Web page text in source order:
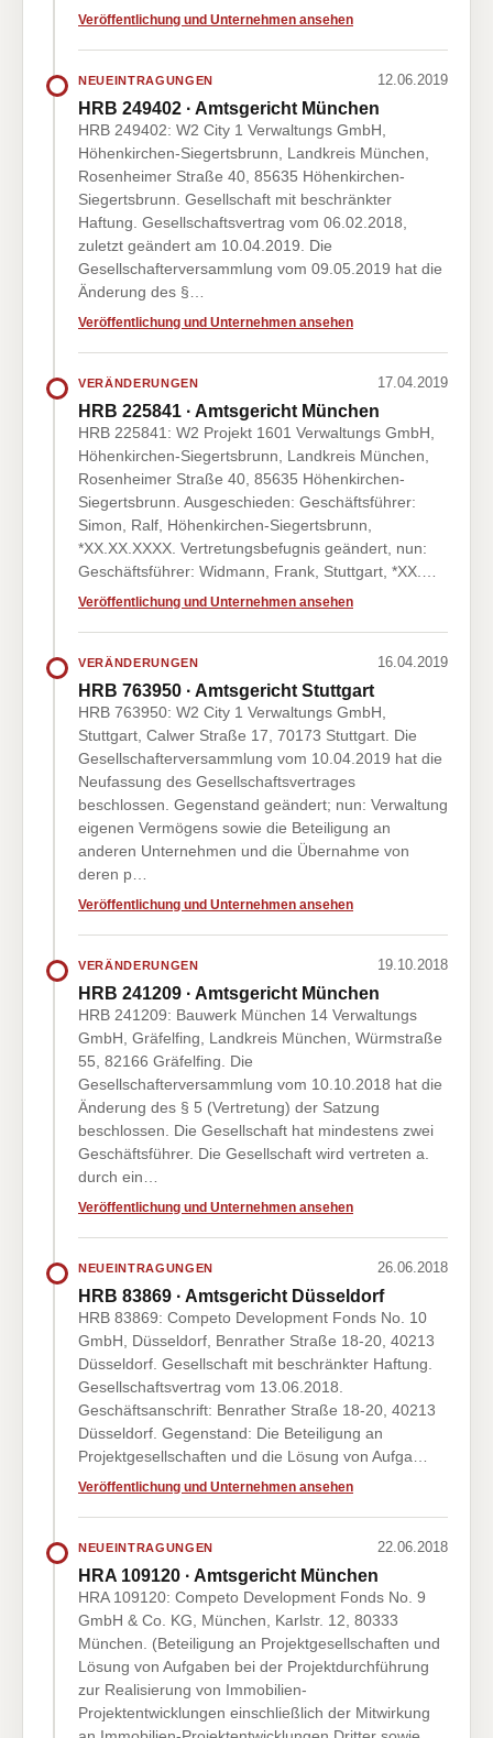
Veröffentlichung und Unternehmen ansehen
NEUEINTRAGUNGEN 12.06.2019
HRB 249402 · Amtsgericht München
HRB 249402: W2 City 1 Verwaltungs GmbH,
Höhenkirchen-Siegertsbrunn, Landkreis München,
Rosenheimer Straße 40, 85635 Höhenkirchen-
Siegertsbrunn. Gesellschaft mit beschränkter
Haftung. Gesellschaftsvertrag vom 06.02.2018,
zuletzt geändert am 10.04.2019. Die
Gesellschafterversammlung vom 09.05.2019 hat die
Änderung des §…
Veröffentlichung und Unternehmen ansehen
VERÄNDERUNGEN 17.04.2019
HRB 225841 · Amtsgericht München
HRB 225841: W2 Projekt 1601 Verwaltungs GmbH,
Höhenkirchen-Siegertsbrunn, Landkreis München,
Rosenheimer Straße 40, 85635 Höhenkirchen-
Siegertsbrunn. Ausgeschieden: Geschäftsführer:
Simon, Ralf, Höhenkirchen-Siegertsbrunn,
*XX.XX.XXXX. Vertretungsbefugnis geändert, nun:
Geschäftsführer: Widmann, Frank, Stuttgart, *XX.…
Veröffentlichung und Unternehmen ansehen
VERÄNDERUNGEN 16.04.2019
HRB 763950 · Amtsgericht Stuttgart
HRB 763950: W2 City 1 Verwaltungs GmbH,
Stuttgart, Calwer Straße 17, 70173 Stuttgart. Die
Gesellschafterversammlung vom 10.04.2019 hat die
Neufassung des Gesellschaftsvertrages
beschlossen. Gegenstand geändert; nun: Verwaltung
eigenen Vermögens sowie die Beteiligung an
anderen Unternehmen und die Übernahme von
deren p…
Veröffentlichung und Unternehmen ansehen
VERÄNDERUNGEN 19.10.2018
HRB 241209 · Amtsgericht München
HRB 241209: Bauwerk München 14 Verwaltungs
GmbH, Gräfelfing, Landkreis München, Würmstraße
55, 82166 Gräfelfing. Die
Gesellschafterversammlung vom 10.10.2018 hat die
Änderung des § 5 (Vertretung) der Satzung
beschlossen. Die Gesellschaft hat mindestens zwei
Geschäftsführer. Die Gesellschaft wird vertreten a.
durch ein…
Veröffentlichung und Unternehmen ansehen
NEUEINTRAGUNGEN 26.06.2018
HRB 83869 · Amtsgericht Düsseldorf
HRB 83869: Competo Development Fonds No. 10
GmbH, Düsseldorf, Benrather Straße 18-20, 40213
Düsseldorf. Gesellschaft mit beschränkter Haftung.
Gesellschaftsvertrag vom 13.06.2018.
Geschäftsanschrift: Benrather Straße 18-20, 40213
Düsseldorf. Gegenstand: Die Beteiligung an
Projektgesellschaften und die Lösung von Aufga…
Veröffentlichung und Unternehmen ansehen
NEUEINTRAGUNGEN 22.06.2018
HRA 109120 · Amtsgericht München
HRA 109120: Competo Development Fonds No. 9
GmbH & Co. KG, München, Karlstr. 12, 80333
München. (Beteiligung an Projektgesellschaften und
Lösung von Aufgaben bei der Projektdurchführung
zur Realisierung von Immobilien-
Projektentwicklungen einschließlich der Mitwirkung